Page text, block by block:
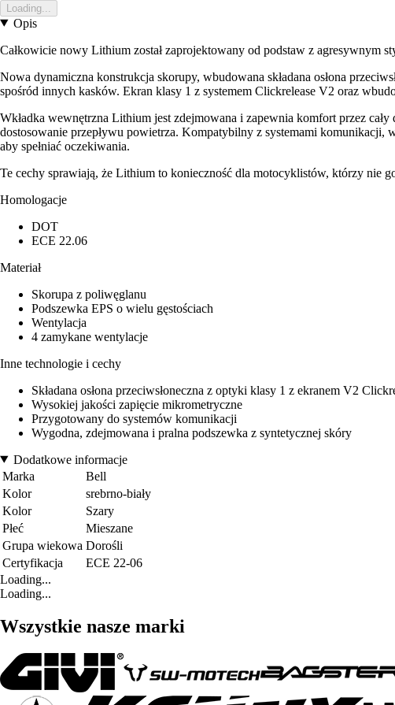
Loading...
Opis
Całkowicie nowy Lithium został zaprojektowany od podstaw z agresywnym
Nowa dynamiczna konstrukcja skorupy, wbudowana składana osłona
spośród innych kasków. Ekran klasy 1 z systemem Clickrelease V2 oraz
Wkładka wewnętrzna Lithium jest zdejmowana i zapewnia komfort przez
dostosowanie przepływu powietrza. Kompatybilny z systemami
aby spełniać oczekiwania.
Te cechy sprawiają, że Lithium to konieczność dla motocyklistów, którzy nie
Homologacje
DOT
ECE 22.06
Materiał
Skorupa z poliwęglanu
Podszewka EPS o wielu gęstościach
Wentylacja
4 zamykane wentylacje
Inne technologie i cechy
Składana osłona przeciwsłoneczna z optyki klasy 1 z ekranem V2
Wysokiej jakości zapięcie mikrometryczne
Przygotowany do systemów komunikacji
Wygodna, zdejmowana i pralna podszewka z syntetycznej skóry
Dodatkowe informacje
Marka
Bell
Kolor
srebrno-biały
Kolor
Szary
Płeć
Mieszane
Grupa wiekowa Dorośli
Certyfikacja
ECE 22-06
Loading...
Loading...
Wszystkie nasze marki